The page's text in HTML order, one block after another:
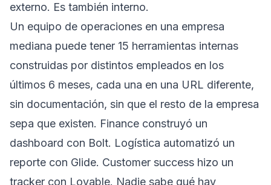
externo. Es también interno.
Un equipo de operaciones en una empresa
mediana puede tener 15 herramientas internas
construidas por distintos empleados en los
últimos 6 meses, cada una en una URL diferente,
sin documentación, sin que el resto de la empresa
sepa que existen. Finance construyó un
dashboard con Bolt. Logística automatizó un
reporte con Glide. Customer success hizo un
tracker con Lovable. Nadie sabe qué hay